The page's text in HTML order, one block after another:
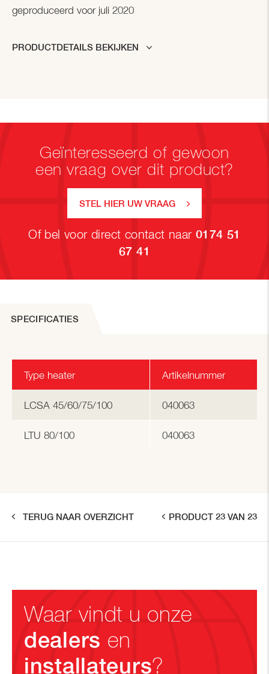
geproduceerd voor juli 2020
PRODUCTDETAILS BEKIJKEN
Geïnteresseerd of gewoon
een vraag over dit product?
STEL HIER UW VRAAG
Of bel voor direct contact naar 0174 51
67 41
SPECIFICATIES
Type heater Artikelnummer
LCSA 45/60/75/100 040063
LTU 80/100 040063
TERUG NAAR OVERZICHT PRODUCT 23 VAN 23
Waar vindt u onze
dealers en
installateurs?